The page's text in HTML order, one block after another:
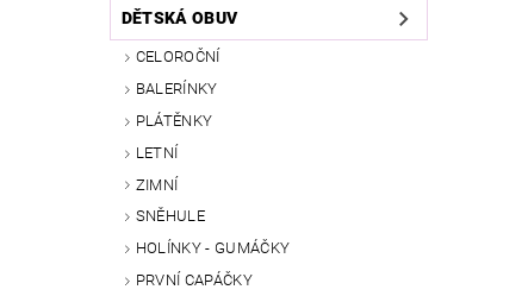
DĚTSKÁ OBUV
CELOROČNÍ
BALERÍNKY
PLÁTĚNKY
LETNÍ
ZIMNÍ
SNĚHULE
HOLÍNKY - GUMÁČKY
PRVNÍ CAPÁČKY